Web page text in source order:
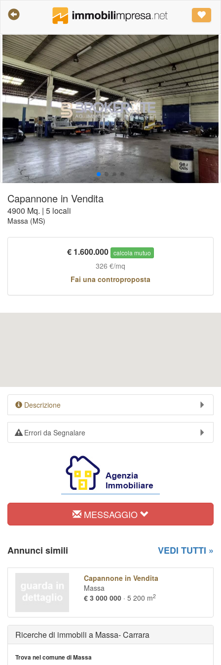
Capannone in Vendita
4900 Mq. | 5 locali
Massa (MS)
€ 1.600.000 calcola mutuo
326 €/mq
Fai una controproposta
Descrizione
Errori da Segnalare
MESSAGGIO
Annunci simili VEDI TUTTI »
Capannone in Vendita
Massa
€ 3 000 000· 5 200 m2
Ricerche di immobili a Massa- Carrara
Trova nel comune di Massa